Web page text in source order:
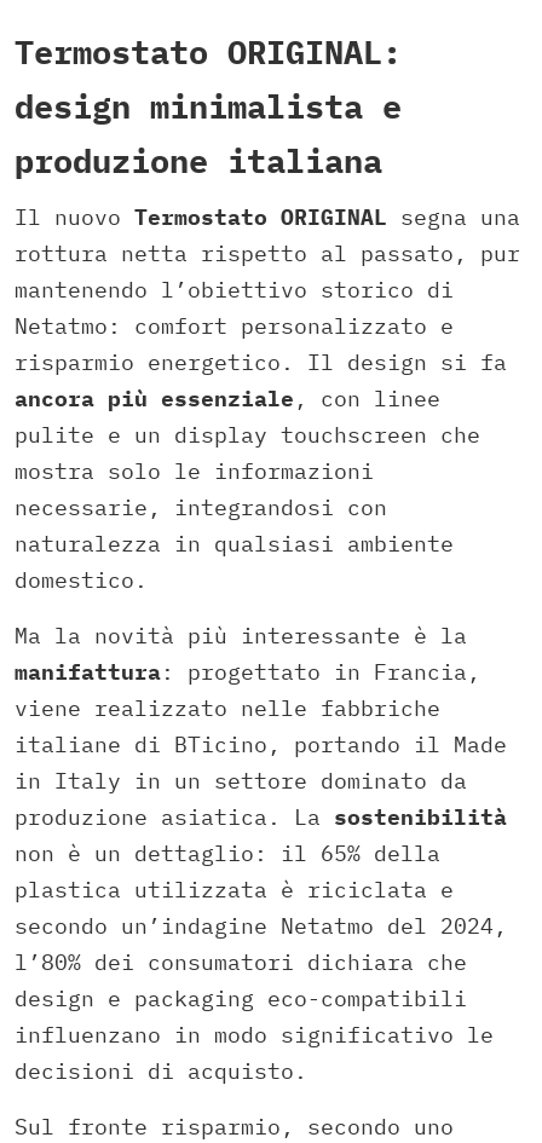
Termostato ORIGINAL:
design minimalista e
produzione italiana
Il nuovo Termostato ORIGINAL segna una
rottura netta rispetto al passato, pur
mantenendo l’obiettivo storico di
Netatmo: comfort personalizzato e
risparmio energetico. Il design si fa
ancora più essenziale , con linee
pulite e un display touchscreen che
mostra solo le informazioni
necessarie, integrandosi con
naturalezza in qualsiasi ambiente
domestico.
Ma la novità più interessante è la
manifattura: progettato in Francia,
viene realizzato nelle fabbriche
italiane di BTicino, portando il Made
in Italy in un settore dominato da
produzione asiatica. La sostenibilità
non è un dettaglio: il 65% della
plastica utilizzata è riciclata e
secondo un’indagine Netatmo del 2024,
l’80% dei consumatori dichiara che
design e packaging eco-compatibili
influenzano in modo significativo le
decisioni di acquisto.​
Sul fronte risparmio, secondo uno